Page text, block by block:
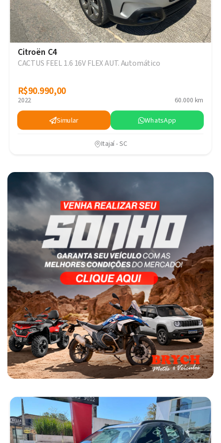
Citroën C4
CACTUS FEEL 1.6 16V FLEX AUT. Automático
R$90.990,00
R$90.990,00
2022 60.000 km
Simular WhatsApp
Itajaí - SC